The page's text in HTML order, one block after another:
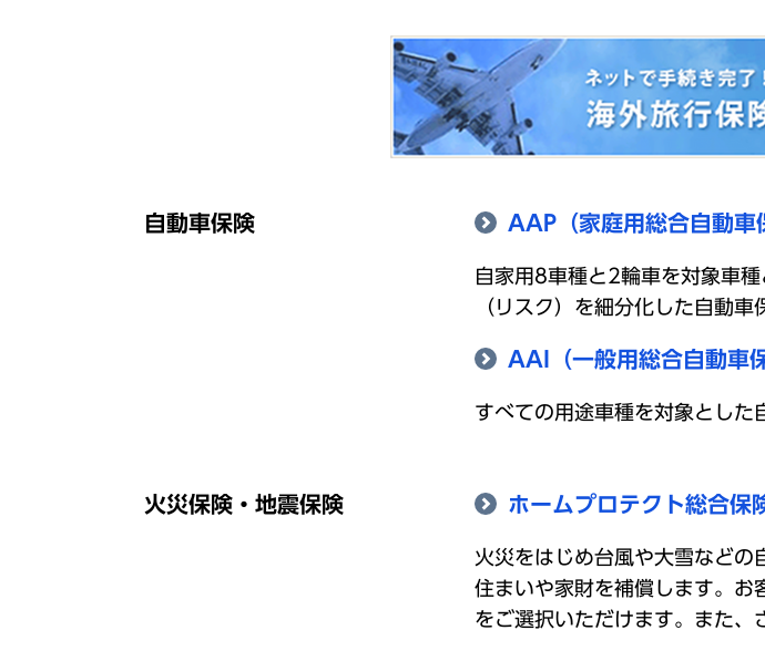
自動車保険 AAP（家庭用総合自動車
自家用8車種と2輪車を対象車
（リスク）を細分化した自動
AAI（一般用総合自動車
すべての用途車種を対象とした
火災保険・地震保険 ホームプロテクト総合保
火災をはじめ台風や大雪などの
住まいや家財を補償します。お
をご選択いただけます。また、